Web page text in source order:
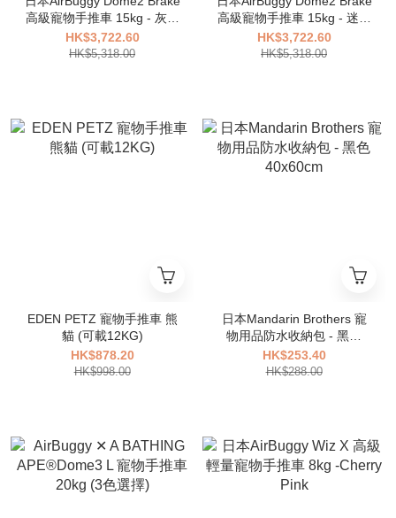
高級寵物手推車 15kg - 灰迷
彩
HK$3,722.60
HK$5,318.00
高級寵物手推車 15kg - 迷彩
(特別版)
HK$3,722.60
HK$5,318.00
EDEN PETZ 寵物手推車 熊
貓 (可載12KG)
HK$878.20
HK$998.00
日本Mandarin Brothers 寵
物用品防水收納包 - 黑色
40x60cm
HK$253.40
HK$288.00